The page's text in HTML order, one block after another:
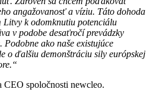
angažovanosť a víziu. Táto dohoda
k odomknutiu potenciálu
v podobe desaťročí prevádzky
ako naše existujúce
o ďalšiu demonštráciu sily európskej
CEO spoločnosti newcleo.